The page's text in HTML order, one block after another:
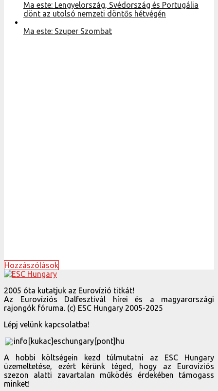
Ma este: Lengyelország, Svédország és Portugália
dönt az utolsó nemzeti döntős hétvégén
Ma este: Szuper Szombat
Hozzászólások
2005 óta kutatjuk az Eurovízió titkát!
Az Eurovíziós Dalfesztivál hírei és a magyarországi
rajongók fóruma. (c) ESC Hungary 2005-2025
Lépj velünk kapcsolatba!
info[kukac]eschungary[pont]hu
A hobbi költségein kezd túlmutatni az ESC Hungary
üzemeltetése, ezért kérünk téged, hogy az Eurovíziós
szezon alatti zavartalan működés érdekében támogass
minket!